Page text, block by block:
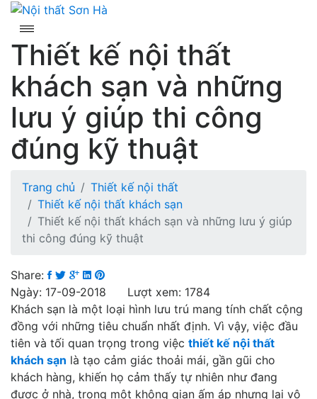
Skip
content
Thiết kế nội thất
khách sạn và những
lưu ý giúp thi công
đúng kỹ thuật
Trang chủ
Thiết kế nội thất
Thiết kế nội thất khách sạn
Thiết kế nội thất khách sạn và những lưu ý giúp
thi công đúng kỹ thuật
Share:
Ngày: 17-09-2018 Lượt xem: 1784
Khách sạn là một loại hình lưu trú mang tính chất cộng
đồng với những tiêu chuẩn nhất định. Vì vậy, việc đầu
tiên và tối quan trọng trong việc thiết kế nội thất
khách sạn là tạo cảm giác thoải mái, gần gũi cho
khách hàng, khiến họ cảm thấy tự nhiên như đang
được ở nhà, trong một không gian ấm áp nhưng lại vô